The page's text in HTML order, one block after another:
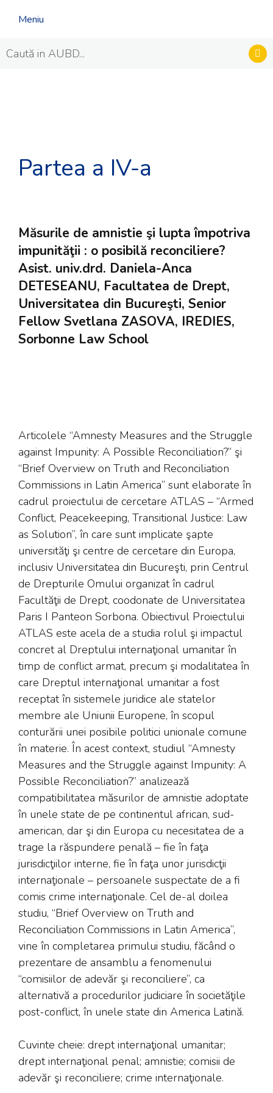
Meniu
Partea a IV-a
Măsurile de amnistie şi lupta împotriva
impunităţii : o posibilă reconciliere?
Asist. univ.drd. Daniela-Anca
DETESEANU, Facultatea de Drept,
Universitatea din Bucureşti, Senior
Fellow Svetlana ZASOVA, IREDIES,
Sorbonne Law School
Articolele “Amnesty Measures and the Struggle
against Impunity: A Possible Reconciliation?” şi
“Brief Overview on Truth and Reconciliation
Commissions in Latin America” sunt elaborate în
cadrul proiectului de cercetare ATLAS – “Armed
Conflict, Peacekeeping, Transitional Justice: Law
as Solution”, în care sunt implicate şapte
universităţi şi centre de cercetare din Europa,
inclusiv Universitatea din Bucureşti, prin Centrul
de Drepturile Omului organizat în cadrul
Facultăţii de Drept, coodonate de Universitatea
Paris I Panteon Sorbona. Obiectivul Proiectului
ATLAS este acela de a studia rolul şi impactul
concret al Dreptului internaţional umanitar în
timp de conflict armat, precum şi modalitatea în
care Dreptul internaţional umanitar a fost
receptat în sistemele juridice ale statelor
membre ale Uniunii Europene, în scopul
conturării unei posibile politici unionale comune
în materie. În acest context, studiul “Amnesty
Measures and the Struggle against Impunity: A
Possible Reconciliation?” analizează
compatibilitatea măsurilor de amnistie adoptate
în unele state de pe continentul african, sud-
american, dar şi din Europa cu necesitatea de a
trage la răspundere penală – fie în faţa
jurisdicţiilor interne, fie în faţa unor jurisdicţii
internaţionale – persoanele suspectate de a fi
comis crime internaţionale. Cel de-al doilea
studiu, “Brief Overview on Truth and
Reconciliation Commissions in Latin America”,
vine în completarea primului studiu, făcând o
prezentare de ansamblu a fenomenului
“comisiilor de adevăr şi reconciliere”, ca
alternativă a procedurilor judiciare în societăţile
post-conflict, în unele state din America Latină.
Cuvinte cheie: drept internaţional umanitar;
drept internaţional penal; amnistie; comisii de
adevăr şi reconciliere; crime internaţionale.